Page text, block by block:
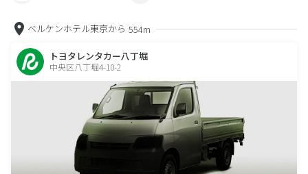
ベルケンホテル東京から 554m
トヨタレンタカー八丁堀
中央区八丁堀4-10-2